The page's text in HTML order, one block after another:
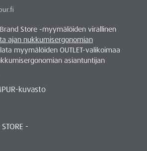
Store -myymälöiden virallinen
ajan nukkumisergonomian
myymälöiden OUTLET-valikoimaa
asiantuntijan
kuvasto
-